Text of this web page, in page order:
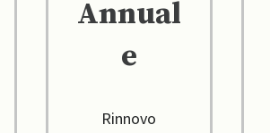
Annual
e
Rinnovo